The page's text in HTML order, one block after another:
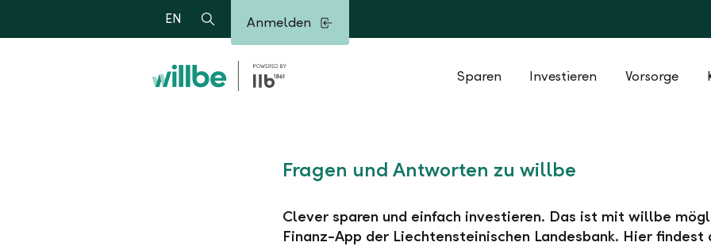
EN Suche Anmelden
Sparen Investieren Vorsorge
Fragen und Antworten zu willbe
Clever sparen und einfach investieren. Das ist mit willbe
Finanz-App der Liechtensteinischen Landesbank. Hier findest